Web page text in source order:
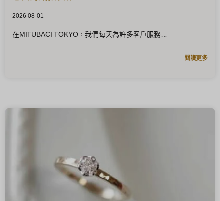
2026-08-01
在MITUBACI TOKYO，我們每天為許多客戶服務
閱讀更多